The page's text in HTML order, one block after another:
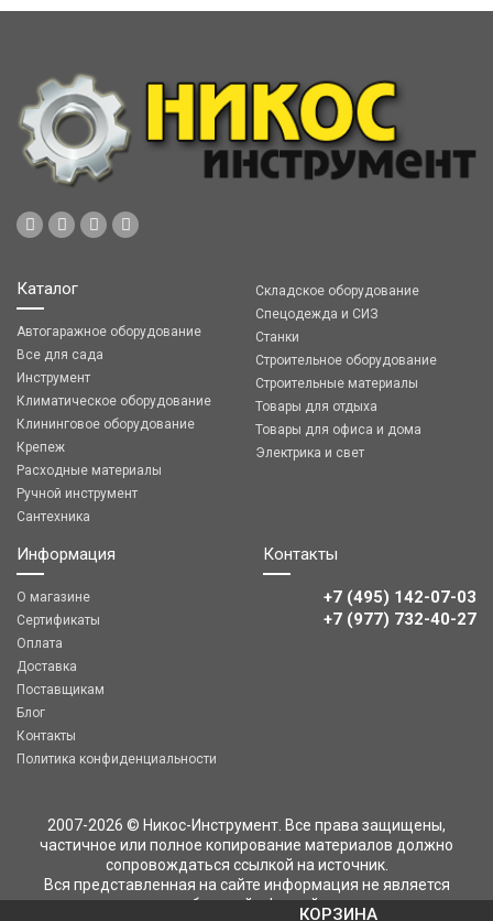
КОРЗИНА
Каталог
Автогаражное оборудование
Все для сада
Инструмент
Климатическое оборудование
Клининговое оборудование
Крепеж
Расходные материалы
Ручной инструмент
Сантехника
Складское оборудование
Спецодежда и СИЗ
Станки
Строительное оборудование
Строительные материалы
Товары для отдыха
Товары для офиса и дома
Электрика и свет
Информация
О магазине
Сертификаты
Оплата
Доставка
Поставщикам
Блог
Контакты
Политика конфиденциальности
Контакты
+7 (495) 142-07-03
‎‎+7 (977) 732-40-27
2007-2026 © Никос-Инструмент. Все права защищены,
частичное или полное копирование материалов должно
сопровождаться ссылкой на источник.
Вся представленная на сайте информация не является
публичной офертой